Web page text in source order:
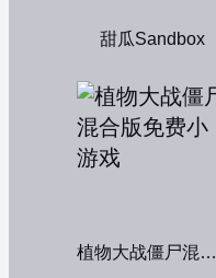
甜瓜Sandbox
植物大战僵尸混合版